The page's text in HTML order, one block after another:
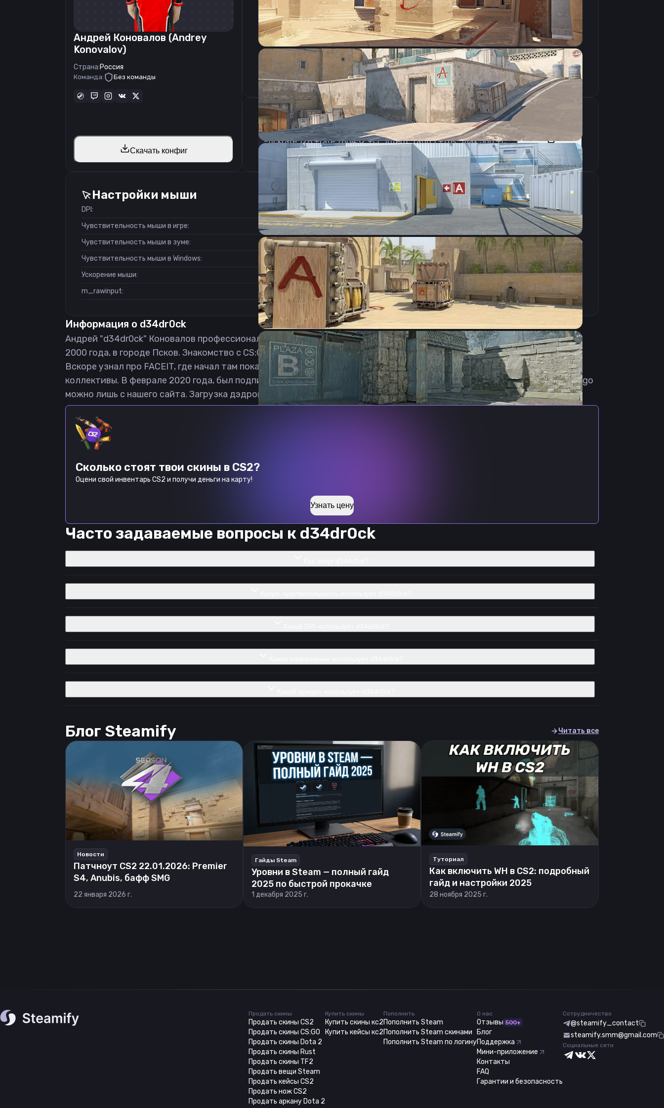
Андрей Коновалов (Andrey
Konovalov)
Страна:Россия
Команда: Без команды
Скачать конфиг
CSGO-t4KJA-qTTe4-a259D-ZqJNc-d7eyC
Скопировать
Параметры запуска
-tickrate 128 +rate 786432 +cl_interp_ratio 1 +fps_max 500 +cl_updaterate 128 +cl_cmdrate 128 +cl_interp 1
Скопировать
Настройки мыши
DPI:
800
Чувствительность мыши в игре:
0.8
Чувствительность мыши в зуме:
1
Чувствительность мыши в Windows:
6/11
Ускорение мыши:
0
m_rawinput:
1
Настройки экрана
Разрешение
1280×960
Соотношение сторон
4:3
Формат изображения
Растянутое
Частота обновления
Информация о d34dr0ck
Андрей "d34dr0ck" Коновалов профессиональный Counter-Strike: Global Offensive игрок из России. Родился 20 сентября
2000 года, в городе Псков. Знакомство с CS:GO произошло в 2015 году. Начинал, как и все, с пабликов и матчмейкинга.
Вскоре узнал про FACEIT, где начал там показывать неплохие результаты. Чуть позже им начались интересоваться
коллективы. В феврале 2020 года, был подписан российской командой Moscow Five Academy. Скачать d34dr0ck cfg cs go
можно лишь с нашего сайта. Загрузка дэдрок кфг ксго бесплатная.
Сколько стоят твои скины в CS2?
Оцени свой инвентарь CS2 и получи деньги на карту!
Узнать цену
Часто задаваемые вопросы к d34dr0ck
Блог Steamify Читать все
Новости
Патчноут CS2 22.01.2026: Premier
S4, Anubis, бафф SMG
22 января 2026 г.
Гайды Steam
Уровни в Steam — полный гайд
2025 по быстрой прокачке
1 декабря 2025 г.
Туториал
Как включить WH в CS2: подробный
гайд и настройки 2025
28 ноября 2025 г.
Продать скины
Продать скины CS2
Продать скины CS:GO
Продать скины Dota 2
Продать скины Rust
Продать скины TF2
Продать вещи Steam
Продать кейсы CS2
Продать нож CS2
Продать аркану Dota 2
Купить скины
Купить скины кс2
Купить кейсы кс2
Пополнить
Пополнить Steam
Пополнить Steam скинами
Пополнить Steam по логину
О нас
Отзывы 500+
Блог
Поддержка
Мини-приложение
Контакты
FAQ
Гарантии и безопасность
Сотрудничество
@steamify_contact
steamify.smm@gmail.com
Социальные сети